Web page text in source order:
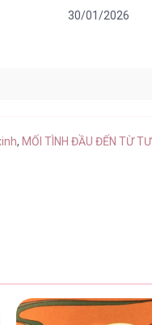
30/01/2026
,MỐI TÌNH ĐẦU ĐẾN TỪ